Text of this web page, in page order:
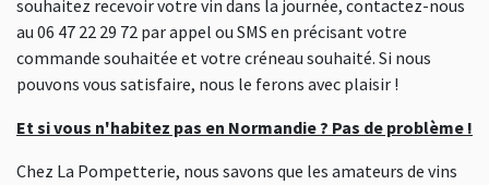
souhaitez recevoir votre vin dans la journée, contactez-nous
au 06 47 22 29 72 par appel ou SMS en précisant votre
commande souhaitée et votre créneau souhaité. Si nous
pouvons vous satisfaire, nous le ferons avec plaisir !
Et si vous n'habitez pas en Normandie ? Pas de problème !
Chez La Pompetterie, nous savons que les amateurs de vins